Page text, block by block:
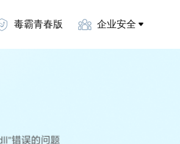
毒霸青春版 企业安全